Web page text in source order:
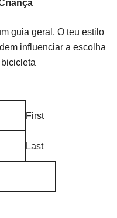
guia geral. O teu estilo
influenciar a escolha
First
Last